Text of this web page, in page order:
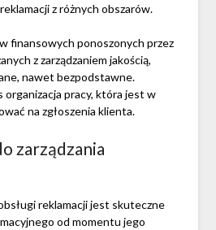
z różnych obszarów.
finansowych ponoszonych przez
z zarządzaniem jakością,
nawet bezpodstawne.
pracy, która jest w
na zgłoszenia klienta.
zarządzania
reklamacji jest skuteczne
od momentu jego